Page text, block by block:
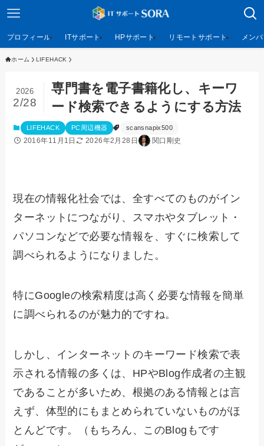
プロフィール ITサポート HPサポート リモートサポート メン
ホーム LIFEHACK
専門書を電子書籍化し、キーワ
ード検索できるようにする方法
2026
2/28
LIFEHACK PC周辺機器 scansnapix500
2016年11月1日 2026年2月28日 関口剛史
現在の情報化社会では、全すべてのものがイン
ターネットにつながり、スマホやタブレット・
パソコンなどで必要な情報を、すぐに検索して
調べられるようになりました。
特にGoogleの検索精度は高く必要な情報を簡単
に調べられるのが魅力的ですね。
しかし、インターネットのキーワード検索で表
示される情報の多くは、HPやBlog作成者の主観
であることが多いため、根拠のある情報とは言
えず、体型的にもまとめられていないものがほ
とんどです。（もちろん、このBlogもです